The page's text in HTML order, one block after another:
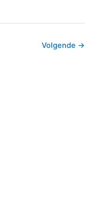
Volgende →